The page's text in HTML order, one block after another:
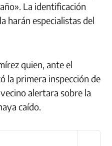
La identificación
harán especialistas del
quien, ante el
la primera inspección de
alertara sobre la
caído.